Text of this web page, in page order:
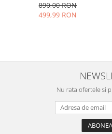
890,00 RON
499,99 RON
Nu rata ofertele si